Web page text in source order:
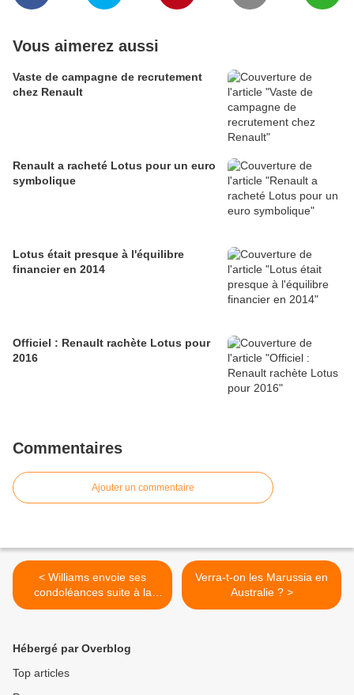
Vous aimerez aussi
Vaste de campagne de recrutement
chez Renault
Renault a racheté Lotus pour un euro
symbolique
Lotus était presque à l'équilibre
financier en 2014
Officiel : Renault rachète Lotus pour
2016
Commentaires
Ajouter un commentaire
< Williams envoie ses
condoléances suite à la
mort de Hugo Chavez
Verra-t-on les Marussia en
Australie ? >
Hébergé par Overblog
Top articles